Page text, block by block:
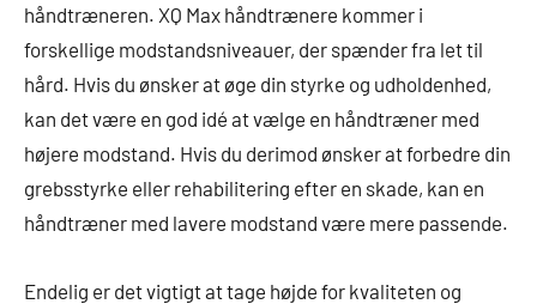
håndtræneren. XQ Max håndtrænere kommer i
forskellige modstandsniveauer, der spænder fra let til
hård. Hvis du ønsker at øge din styrke og udholdenhed,
kan det være en god idé at vælge en håndtræner med
højere modstand. Hvis du derimod ønsker at forbedre din
grebsstyrke eller rehabilitering efter en skade, kan en
håndtræner med lavere modstand være mere passende.
Endelig er det vigtigt at tage højde for kvaliteten og